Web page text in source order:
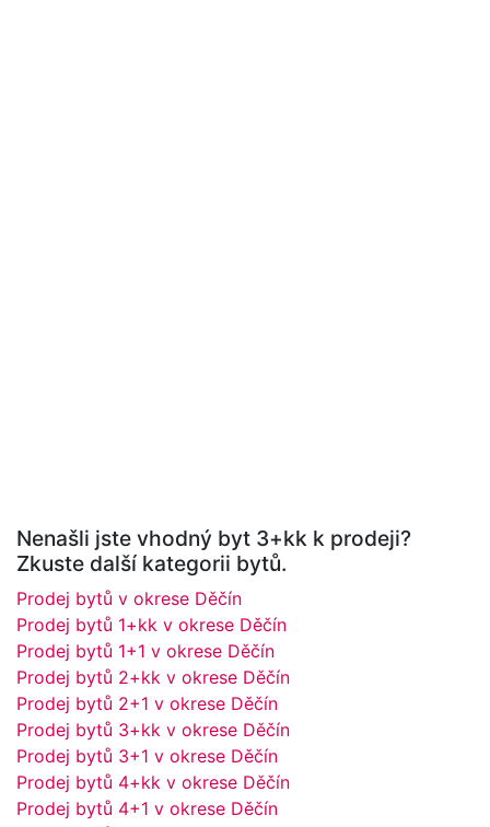
Nenašli jste vhodný byt 3+kk k prodeji?
Zkuste další kategorii bytů.
Prodej bytů v okrese Děčín
Prodej bytů 1+kk v okrese Děčín
Prodej bytů 1+1 v okrese Děčín
Prodej bytů 2+kk v okrese Děčín
Prodej bytů 2+1 v okrese Děčín
Prodej bytů 3+kk v okrese Děčín
Prodej bytů 3+1 v okrese Děčín
Prodej bytů 4+kk v okrese Děčín
Prodej bytů 4+1 v okrese Děčín